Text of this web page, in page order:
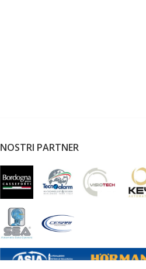
NOSTRI PARTNER